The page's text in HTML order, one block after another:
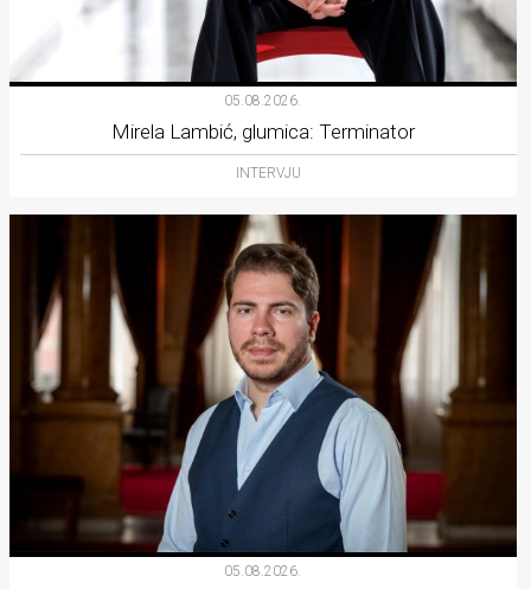
05.08.2026.
Mirela Lambić, glumica: Terminator
INTERVJU
05.08.2026.